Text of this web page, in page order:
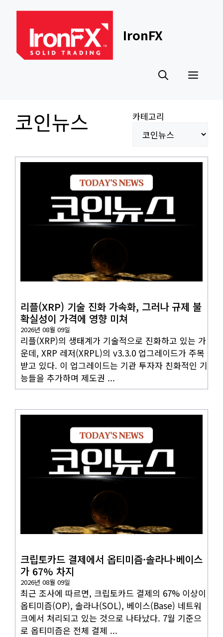
content
IronFX
코인뉴스 카테고리
리플(XRP) 기술 진화 가속화, 그러나 규제 불
확실성이 가격에 영향 미쳐
2026년 08월 09일
리플(XRP)의 생태계가 기술적으로 진화하고 있는 가
운데, XRP 레저(XRPL)의 v3.3.0 업그레이드가 주목
받고 있다. 이 업그레이드는 기관 투자자 친화적인 기
능들을 추가하며 제도권 ...
크립토카드 결제에서 옵티미즘·솔라나·베이스
가 67% 차지
2026년 08월 09일
최근 조사에 따르면, 크립토카드 결제의 67% 이상이
옵티미즘(OP), 솔라나(SOL), 베이스(Base) 네트워
크에서 처리되고 있는 것으로 나타났다. 7월 기준으
로 옵티미즘은 전체 결제 ...